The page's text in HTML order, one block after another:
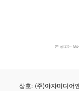
본 광고는
상호: (주)아자미디어